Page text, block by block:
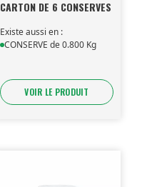
CARTON DE 6 CONSERVES
Existe aussi en :
CONSERVE de 0.800 Kg
VOIR LE PRODUIT